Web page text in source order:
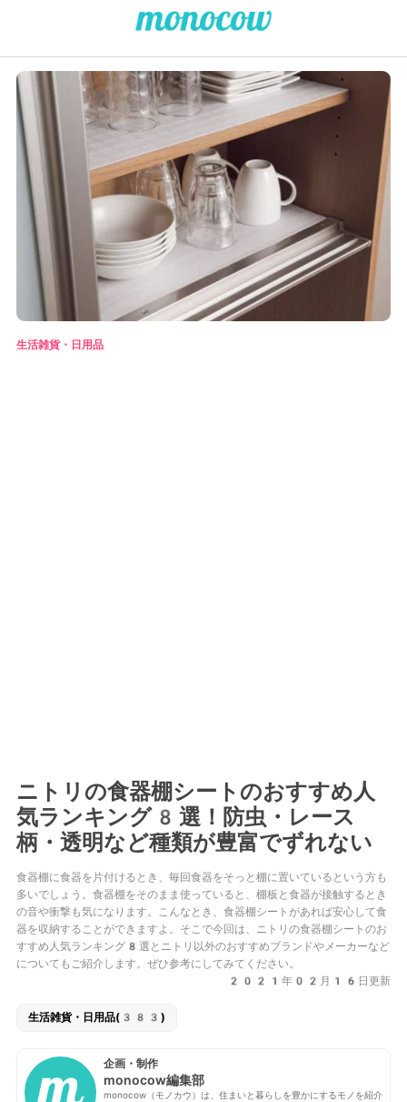
生活雑貨・日用品
ニトリの食器棚シートのおすすめ人
気ランキング8選！防虫・レース
柄・透明など種類が豊富でずれない
食器棚に食器を片付けるとき、毎回食器をそっと棚に置いているという方も
多いでしょう。食器棚をそのまま使っていると、棚板と食器が接触するとき
の音や衝撃も気になります。こんなとき、食器棚シートがあれば安心して食
器を収納することができますよ。そこで今回は、ニトリの食器棚シートのお
すすめ人気ランキング8選とニトリ以外のおすすめブランドやメーカーなど
についてもご紹介します。ぜひ参考にしてみてください。
2021年02月16日更新
生活雑貨・日用品(383)
企画・制作
monocow編集部
monocow（モノカウ）は、住まいと暮らしを豊かにするモノを紹介